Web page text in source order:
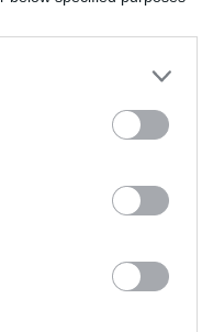
A
JÉGER
remek
Szolnok
elnököt
Kiterjedt